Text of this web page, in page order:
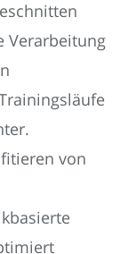
Verarbeitung
von